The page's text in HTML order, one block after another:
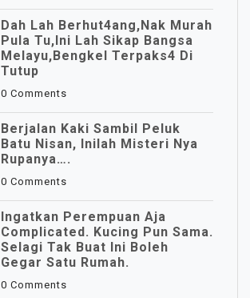
Dah Lah Berhut4ang,Nak Murah
Pula Tu,Ini Lah Sikap Bangsa
Melayu,Bengkel Terpaks4 Di
Tutup
0 Comments
Berjalan Kaki Sambil Peluk
Batu Nisan, Inilah Misteri Nya
Rupanya….
0 Comments
Ingatkan Perempuan Aja
Complicated. Kucing Pun Sama.
Selagi Tak Buat Ini Boleh
Gegar Satu Rumah.
0 Comments